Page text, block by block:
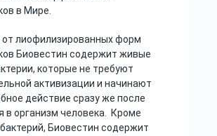
в Мире.
от лиофилизированных форм
Биовестин содержит живые
которые не требуют
активизации и начинают
действие сразу же после
в организм человека. Кроме
Биовестин содержит